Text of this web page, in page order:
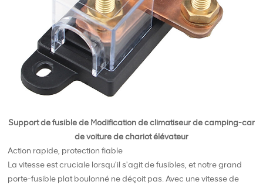
Support de fusible de Modification de climatiseur de camping-car
de voiture de chariot élévateur
Action rapide, protection fiable
La vitesse est cruciale lorsqu'il s'agit de fusibles, et notre grand
porte-fusible plat boulonné ne déçoit pas. Avec une vitesse de